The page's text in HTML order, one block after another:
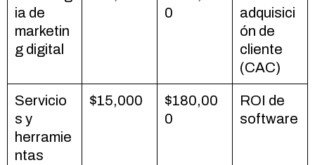
ia de
marketin
g digital
0
adquisici
ón de
cliente
(CAC)
Servicio
s y
herramie
ntas
$15,000
$180,00
0
ROI de
software